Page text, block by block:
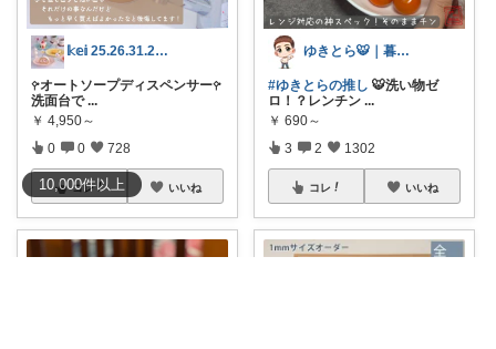
10,000件以上
𝕜𝕖𝕚 25.26.31.2日💓
𖧤オートソープディスペンサー𖧤
洗面台で ...
￥ 4,950～
0 0 728
コレ いいね
ゆきとら🐯｜暮らしをラクにしたいパパ
#ゆきとらの推し 🐯洗い物ゼ
ロ！？レンチン ...
￥ 690～
3 2 1302
コレ いいね